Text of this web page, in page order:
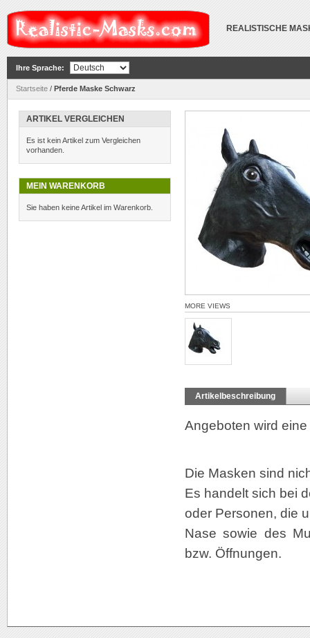
REALISTISCHE
Ihre Sprache:
Startseite / Pferde Maske Schwarz
MORE VIEWS
Artikelbeschreibung
Angeboten wird
Die Masken sind
Es handelt sich bei
oder Personen, die
Nase sowie des
bzw. Öffnungen.
ARTIKEL VERGLEICHEN
Es ist kein Artikel zum Vergleichen
vorhanden.
MEIN WARENKORB
Sie haben keine Artikel im Warenkorb.